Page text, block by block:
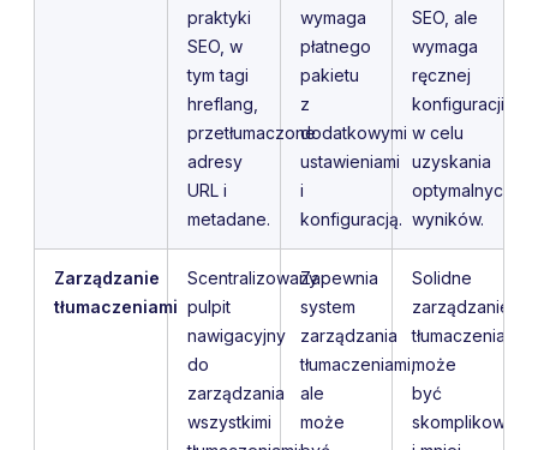
praktyki
SEO, w
tym tagi
hreflang,
przetłumaczone
adresy
URL i
metadane.
wymaga
płatnego
pakietu
z
dodatkowymi
ustawieniami
i
konfiguracją.
SEO, ale
wymaga
ręcznej
konfiguracji
w celu
uzyskania
optymalnych
wyników.
Zarządzanie
tłumaczeniami
Scentralizowany
pulpit
nawigacyjny
do
zarządzania
wszystkimi
Zapewnia
system
zarządzania
tłumaczeniami,
ale
może
Solidne
zarządzanie
tłumaczeniami
może
być
skomplikowane